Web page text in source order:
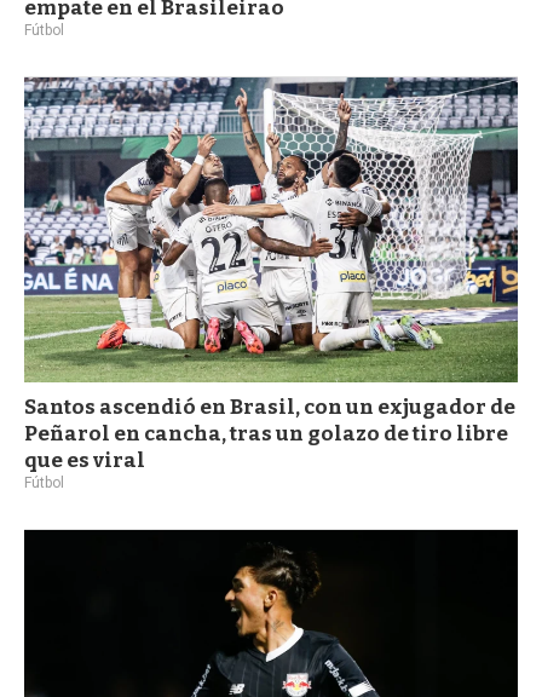
empate en el Brasileirao
Fútbol
Santos ascendió en Brasil, con un exjugador de
Peñarol en cancha, tras un golazo de tiro libre
que es viral
Fútbol